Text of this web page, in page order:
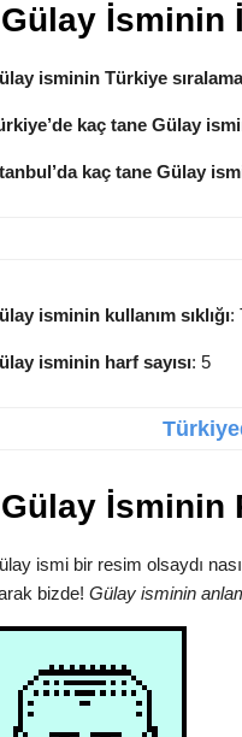
Gülay İsminin
isminin Türkiye
kaç tane Gülay
kaç tane Gülay
isminin kullanım sıklığı:
isminin harf sayısı: 5
Gülay İsminin
ismi bir resim olsaydı
bizde! Gülay isminin